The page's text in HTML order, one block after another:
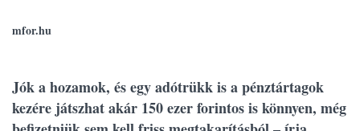
mfor.hu
Jók a hozamok, és egy adótrükk is a pénztártagok
kezére játszhat akár 150 ezer forintos is könnyen, még